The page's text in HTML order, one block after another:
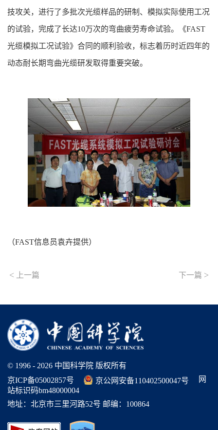
技攻关，进行了多批次光缆样品的研制、模拟实际使用工况
的试验，完成了长达10万次的弯曲疲劳寿命试验。《FAST
光缆模拟工况试验》合同的顺利验收，标志着历时近四年的
动态耐长期弯曲光缆研发取得重要突破。
（FAST信息员袁卉提供）
< 上一篇 下一篇 >
© 1996 - 2026 中国科学院 版权所有
京ICP备05002857号
京公网安备110402500047号
网
站标识码bm48000004
地址：北京市三里河路52号 邮编：100864